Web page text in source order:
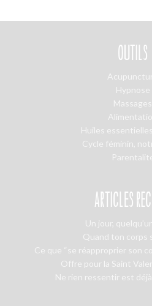
OUTILS
Hypnose
Massages
Huiles
Cycle féminin,
ARTICLES
Un jour,
Quand ton corps
Ce que “se réapproprier son
Offre pour la Saint
Ne rien ressentir est